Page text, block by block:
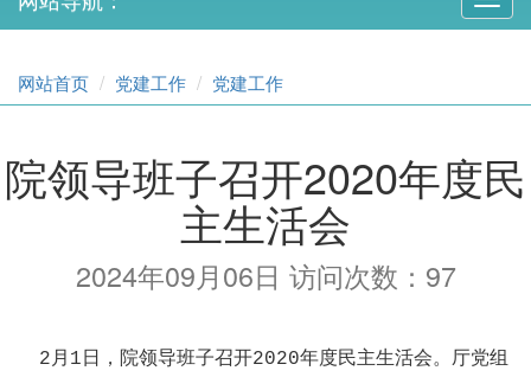
网站首页 党建工作 党建工作
院领导班子召开2020年度民
主生活会
2024年09月06日 访问次数： 97
2月1日，院领导班子召开2020年度民主生活会。厅党组